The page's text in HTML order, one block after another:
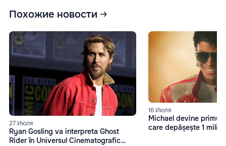
Похожие новости
27 Июля
Ryan Gosling va interpreta Ghost
Rider în Universul Cinematografic
16 Июля
Michael devine primul
care depășește 1